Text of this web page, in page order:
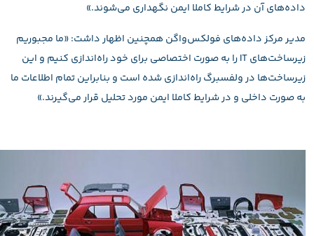
داده‌های آن در شرایط کاملا ایمن نگهداری می‌شوند.»
مدیر مرکز داد‌ه‌های فولکس‌واگن همچنین اظهار داشت: «ما مجبوریم
زیرساخت‌های IT را به صورت اختصاصی برای خود راه‌اندازی کنیم و این
زیرساخت‌ها در ولفسبرگ راه‌اندازی شده است و بنابراین تمام اطلاعات ما
به صورت داخلی و در شرایط کاملا ایمن مورد تحلیل قرار می‌گیرند.»